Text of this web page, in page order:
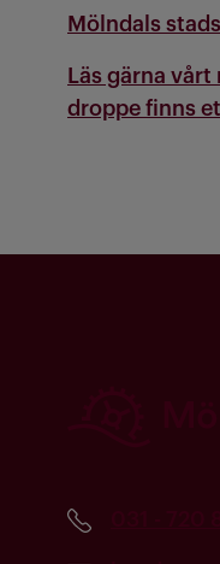
Mölndals
Läs gärna
droppe finns